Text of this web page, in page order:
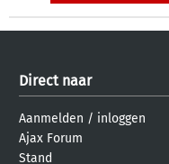
Direct naar
Aanmelden / inloggen
Ajax Forum
Stand